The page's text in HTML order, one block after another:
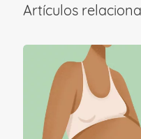
Semana 41
físicas
Alcanzar la
que se produzca
Artículos